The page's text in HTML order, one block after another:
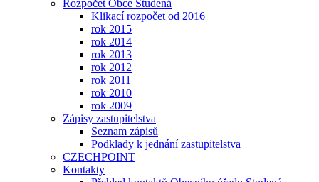
Rozpočet Obce Studená
Klikací rozpočet od 2016
rok 2015
rok 2014
rok 2013
rok 2012
rok 2011
rok 2010
rok 2009
Zápisy zastupitelstva
Seznam zápisů
Podklady k jednání zastupitelstva
CZECHPOINT
Kontakty